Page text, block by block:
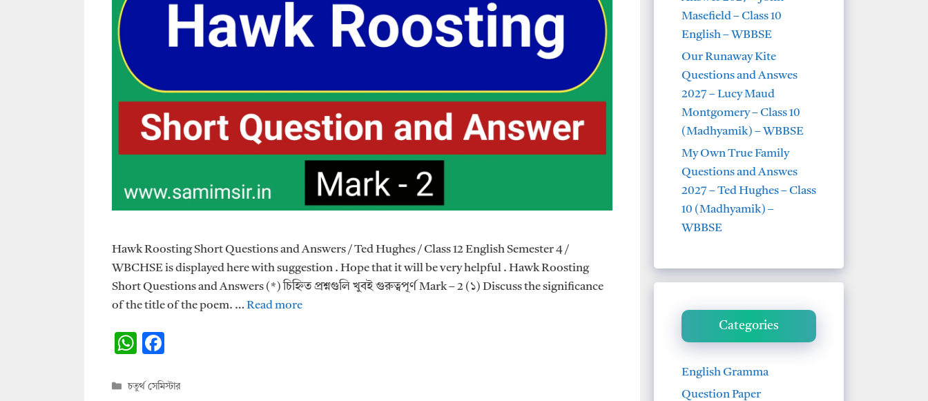
Hawk Roosting Short Questions and Answers / Ted Hughes / Class 12 English Semester 4 /
WBCHSE is displayed here with suggestion . Hope that it will be very helpful . Hawk Roosting
Short Questions and Answers (*) চিহ্নিত প্রশ্নগুলি খুবই গুরুত্বপূর্ণ Mark – 2 (১) Discuss the significance
of the title of the poem. … Read more
W
at e
Categories
চতুর্থ সেমিস্টার
Masefield – Class 10
English – WBBSE
Our Runaway Kite
Questions and Answes
2027 – Lucy Maud
Montgomery – Class 10
(Madhyamik) – WBBSE
My Own True Family
Questions and Answes
2027 – Ted Hughes – Class
10 (Madhyamik) –
WBBSE
Categories
English Gramma
Question Paper